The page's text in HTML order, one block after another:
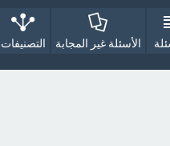
الأسئلة غير المجابة التصنيفات